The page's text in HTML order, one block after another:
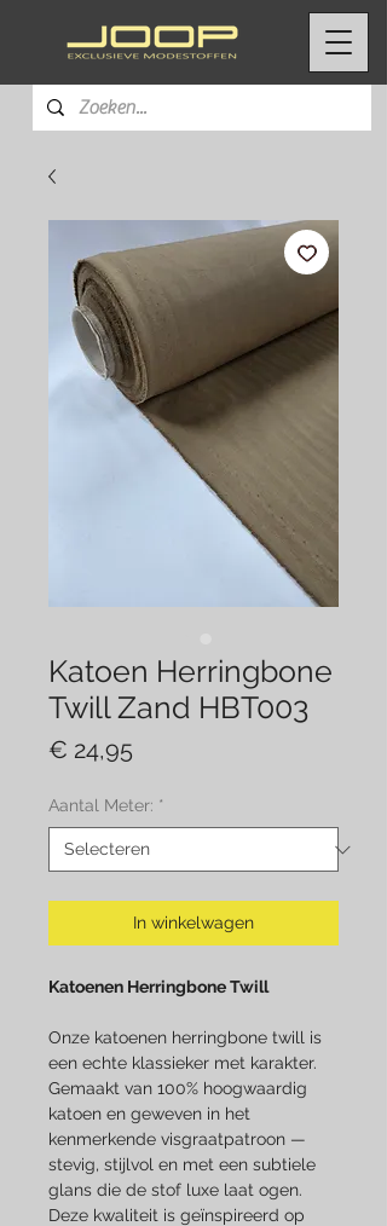
Katoen Herringbone
Twill Zand HBT003
€ 24,95Prijs
Aantal Meter: *
In winkelwagen
Katoenen Herringbone Twill
Onze katoenen herringbone twill is
een echte klassieker met karakter.
Gemaakt van 100% hoogwaardig
katoen en geweven in het
kenmerkende visgraatpatroon —
stevig, stijlvol en met een subtiele
glans die de stof luxe laat ogen.
Deze kwaliteit is geïnspireerd op